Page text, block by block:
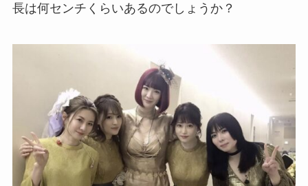
長は何センチくらいあるのでしょうか？